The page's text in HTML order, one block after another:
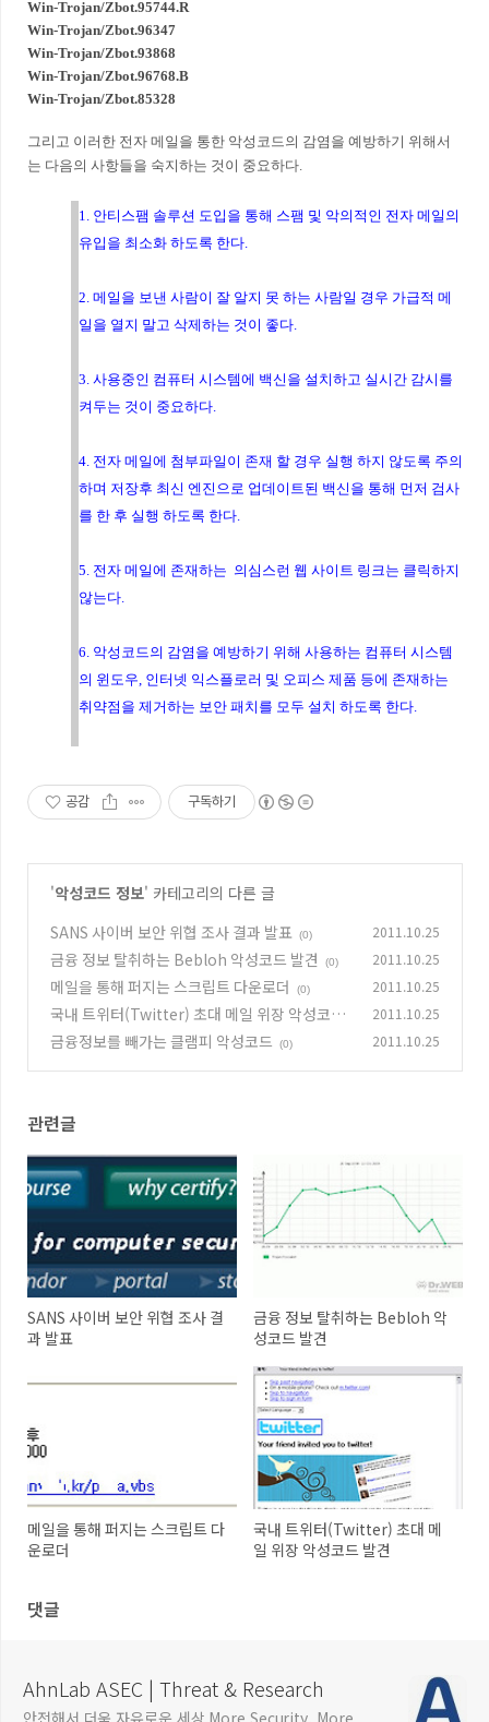
Win-Trojan/Zbot.95744.R
Win-Trojan/Zbot.96347
Win-Trojan/Zbot.93868
Win-Trojan/Zbot.96768.B
Win-Trojan/Zbot.85328
그리고 이러한 전자 메일을 통한 악성코드의 감염을 예방하기 위해서
는 다음의 사항들을 숙지하는 것이 중요하다.
1. 안티스팸 솔루션 도입을 통해 스팸 및 악의적인 전자 메일의
유입을 최소화 하도록 한다.
2. 메일을 보낸 사람이 잘 알지 못 하는 사람일 경우 가급적 메
일을 열지 말고 삭제하는 것이 좋다.
3. 사용중인 컴퓨터 시스템에 백신을 설치하고 실시간 감시를
켜두는 것이 중요하다.
4. 전자 메일에 첨부파일이 존재 할 경우 실행 하지 않도록 주의
하며 저장후 최신 엔진으로 업데이트된 백신을 통해 먼저 검사
를 한 후 실행 하도록 한다.
5. 전자 메일에 존재하는 의심스런 웹 사이트 링크는 클릭하지
않는다.
6. 악성코드의 감염을 예방하기 위해 사용하는 컴퓨터 시스템
의 윈도우, 인터넷 익스플로러 및 오피스 제품 등에 존재하는
취약점을 제거하는 보안 패치를 모두 설치 하도록 한다.
공감 구독하기
'악성코드 정보' 카테고리의 다른 글
SANS 사이버 보안 위협 조사 결과 발표
(0) 2011.10.25
금융 정보 탈취하는 Bebloh 악성코드 발견 (0) 2011.10.25
메일을 통해 퍼지는 스크립트 다운로더 (0) 2011.10.25
국내 트위터(Twitter) 초대 메일 위장 악성코드
발견
(0)
2011.10.25
금융정보를 빼가는 클램피 악성코드 (0) 2011.10.25
관련글
SANS 사이버 보안 위협 조사 결
과 발표
금융 정보 탈취하는 Bebloh 악
성코드 발견
메일을 통해 퍼지는 스크립트 다
운로더
국내 트위터(Twitter) 초대 메
일 위장 악성코드 발견
댓글
AhnLab ASEC | Threat & Research